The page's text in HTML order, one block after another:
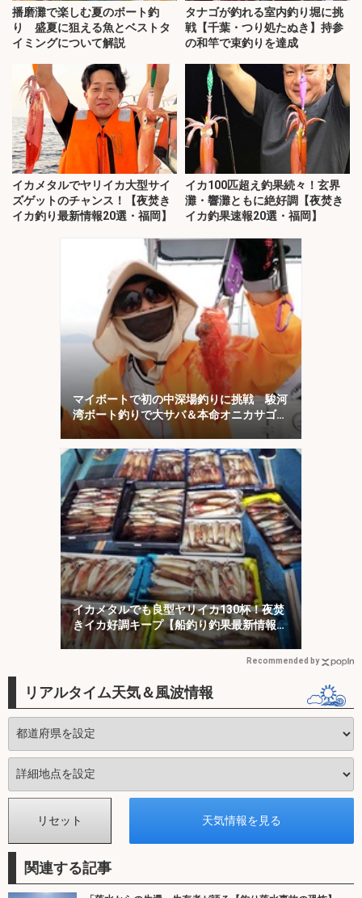
播磨灘で楽しむ夏のボート釣
り 盛夏に狙える魚とベストタ
イミングについて解説
タナゴが釣れる室内釣り堀に挑
戦【千葉・つり処たぬき】持参
の和竿で束釣りを達成
イカメタルでヤリイカ大型サイ
ズゲットのチャンス！【夜焚き
イカ釣り最新情報20選・福岡】
イカ100匹超え釣果続々！玄界
灘・響灘ともに絶好調【夜焚き
イカ釣果速報20選・福岡】
マイボートで初の中深場釣りに挑戦 駿河
湾ボート釣りで大サバ＆本命オニカサゴに
歓喜！
イカメタルでも良型ヤリイカ130杯！夜焚
きイカ好調キープ【船釣り釣果最新情報13
選・玄界灘】
Recommended by
リアルタイム天気＆風波情報
関連する記事